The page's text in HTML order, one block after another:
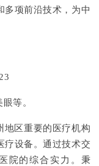
多项前沿技术，为中
等。
地区重要的医疗机构
疗设备。通过技术交
院的综合实力。秉